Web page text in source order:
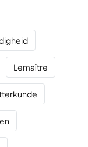
Lemaître